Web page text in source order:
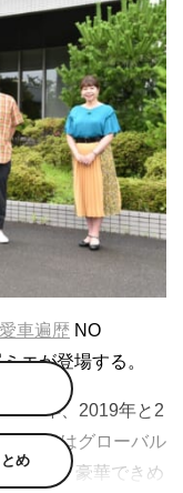
車遍歴 NO
エが登場する。
年、2019年と2
年にはグローバル
車種。豪華できめ
め